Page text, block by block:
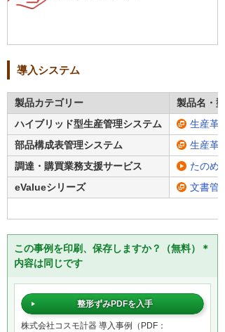
導入システム
製品カテゴリー
製品名・型
ハイブリッド型生産管理システム
生産革
部品構成表管理システム
生産革
調達・購買業務支援サービス
たのめ
eValueシリーズ
文書管
この事例を印刷、保存しますか？（無料）＊
内容は同じです
整形ずみPDFを入手
株式会社コスモ計器 導入事例（PDF：